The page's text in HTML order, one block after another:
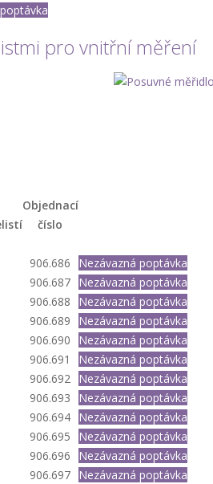
pro vnitřní měření
Objednací
číslo
906.686
Nezávazná poptávka
906.687 Nezávazná poptávka
906.688
Nezávazná poptávka
906.689
Nezávazná poptávka
906.690
Nezávazná poptávka
906.691
Nezávazná poptávka
906.692 Nezávazná poptávka
906.693
Nezávazná poptávka
906.694 Nezávazná poptávka
906.695
Nezávazná poptávka
906.696
Nezávazná poptávka
906.697 Nezávazná poptávka